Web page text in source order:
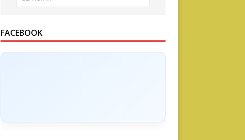
FACEBOOK